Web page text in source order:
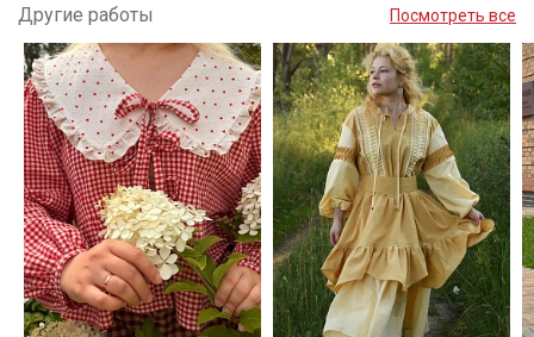
Другие работы Посмотреть все